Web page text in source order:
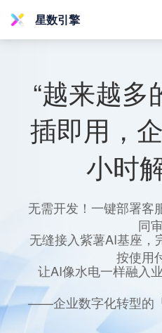
星数引擎
“越来越多
插即用，
小时
无需开发！一键部署客
同
无缝接入紫薯AI基座，
按使用
让AI像水电一样融入
——企业数字化转型的